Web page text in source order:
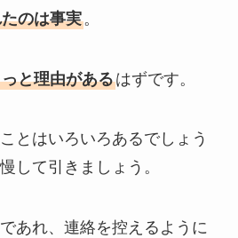
のは事実。
と理由があるはずです。
とはいろいろあるでしょう
して引きましょう。
あれ、連絡を控えるように